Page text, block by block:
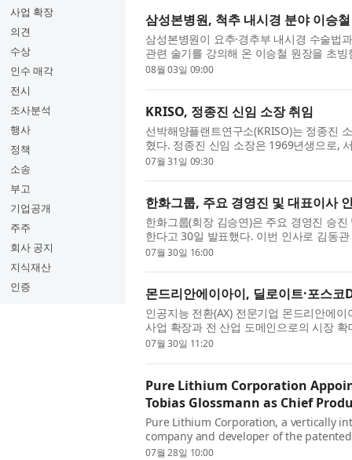
사업 확장
의견
수상
인수 매각
전시
조사분석
행사
정책
소송
부고
기업공개
주주
회사 공지
지식재산
인증
삼성본병원, 척추 내시경 분야 이승
삼성본병원이 요추·경추부 내시경 수술법
관련 술기를 강의해 온 이승철 원장을 초
관협착증 등 척추 질환 진료를 시작한다.
08월 03일 09:00
KRISO, 정종진 신임 소장 취임
선박해양플랜트연구소(KRISO)는 정종진
혔다. 정종진 신임 소장은 1969년생으로,
년), 박사(2002년) 학위를 취득했다. 2000
07월 31일 09:30
한화그룹, 주요 경영진 및 대표이사
한화그룹(회장 김승연)은 주요 경영진 승
한다고 30일 발표했다. 이번 인사로 김동
장으로, 김동선 한화비전 부사장이 사장으
07월 30일 16:00
몬드리안에이아이, 딜로이트·포스
인공지능 전환(AX) 전문기업 몬드리안에
사업 확장과 전 산업 도메인으로의 시장
상돈 CSO를 전격 영입했다고 30일 밝혔다
07월 30일 11:20
Pure Lithium Corporation
Tobias Glossmann as Chief
Pure Lithium Corporation, a vertically
company and developer of the
appointment of Dr. Tobias Glossmann
07월 28일 10:00